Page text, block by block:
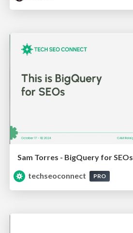
Sam Torres - BigQuery for SEOs
techseoconnect
PRO